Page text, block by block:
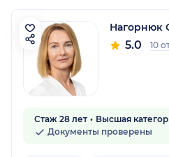
Нагорнюк
5.0 10
Стаж 28 лет
Высшая
Документы проверены